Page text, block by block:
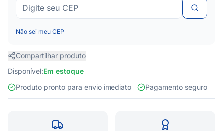
Não sei meu CEP
Compartilhar produto
Disponível:Em estoque
Produto pronto para envio imediato
Pagamento seguro